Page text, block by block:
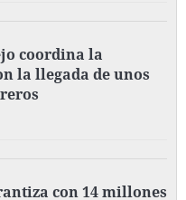
coordina la
la llegada de unos
con 14 millones